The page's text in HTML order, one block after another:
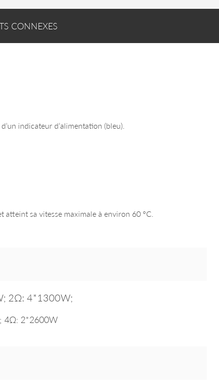
CONNEXES
indicateur d’alimentation (bleu).
sa vitesse maximale à environ 60 °C.
2Ω: 4*1300W;
4Ω: 2*2600W